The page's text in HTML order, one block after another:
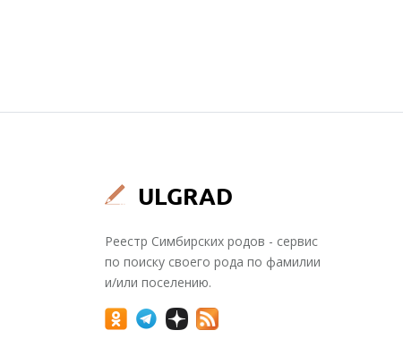
Реестр Симбирских родов - сервис
по поиску своего рода по фамилии
и/или поселению.